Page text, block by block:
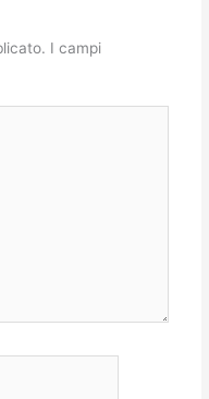
I campi